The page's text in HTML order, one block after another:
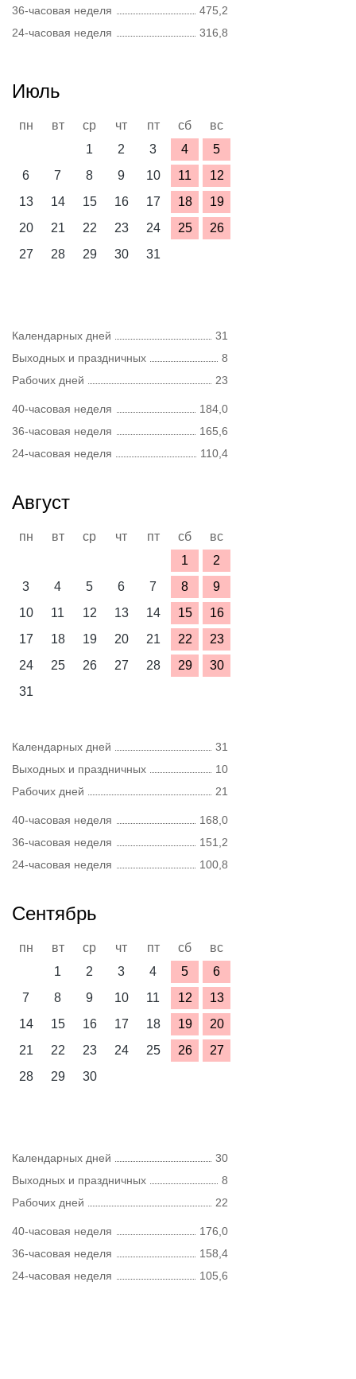
36-часовая неделя
475,2
24-часовая неделя
316,8
Июль
пн вт ср чт пт сб
вс
1
2 3 4
5
6
7 8 9 10 11
12
13
14 15 16 17 18
19
20
21 22 23 24 25
26
27
28 29 30 31
Календарных дней
31
Выходных и праздничных
8
Рабочих дней
23
40-часовая неделя
184,0
36-часовая неделя
165,6
24-часовая неделя
110,4
Август
пн вт ср чт пт сб
вс
1
2
3
4 5 6 7 8
9
10
11 12 13 14 15
16
17
18 19 20 21 22
23
24
25 26 27 28 29
30
31
Календарных дней
31
Выходных и праздничных
10
Рабочих дней
21
40-часовая неделя
168,0
36-часовая неделя
151,2
24-часовая неделя
100,8
Сентябрь
пн вт ср чт пт сб
вс
1
2 3 4 5
6
7
8 9 10 11 12
13
14
15 16 17 18 19
20
21
22 23 24 25 26
27
28
29 30
Календарных дней
30
Выходных и праздничных
8
Рабочих дней
22
40-часовая неделя
176,0
36-часовая неделя
158,4
24-часовая неделя
105,6